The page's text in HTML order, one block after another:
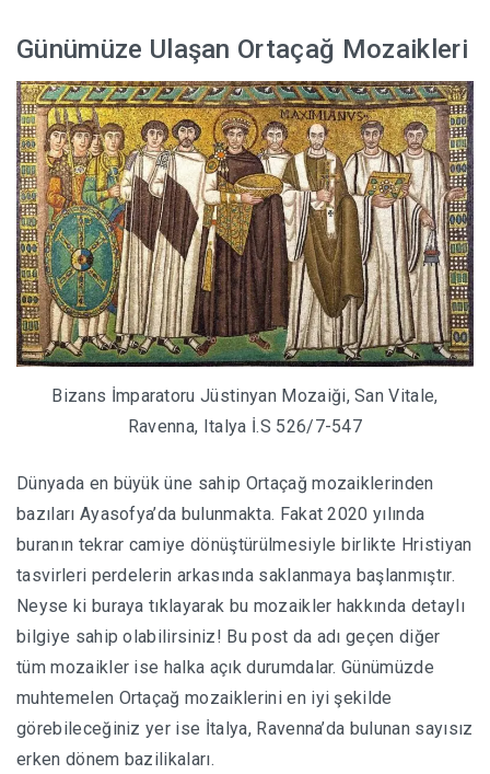
Günümüze Ulaşan Ortaçağ Mozaikleri
Bizans İmparatoru Jüstinyan Mozaiği, San Vitale,
Ravenna, Italya İ.S 526/7-547
Dünyada en büyük üne sahip Ortaçağ mozaiklerinden
bazıları Ayasofya’da bulunmakta. Fakat 2020 yılında
buranın tekrar camiye dönüştürülmesiyle birlikte Hristiyan
tasvirleri perdelerin arkasında saklanmaya başlanmıştır.
Neyse ki buraya tıklayarak bu mozaikler hakkında detaylı
bilgiye sahip olabilirsiniz! Bu post da adı geçen diğer
tüm mozaikler ise halka açık durumdalar. Günümüzde
muhtemelen Ortaçağ mozaiklerini en iyi şekilde
görebileceğiniz yer ise İtalya, Ravenna’da bulunan sayısız
erken dönem bazilikaları.